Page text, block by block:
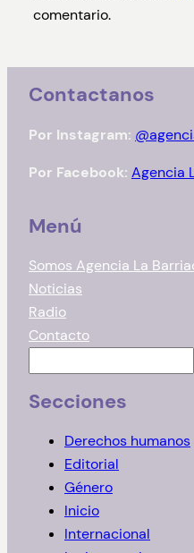
comentario.
Contactanos
Por Instagram:
Por Facebook: Agencia
Menú
Somos Agencia La
Noticias
Radio
Contacto
s
Secciones
Derechos humanos
Editorial
Género
Inicio
Internacional